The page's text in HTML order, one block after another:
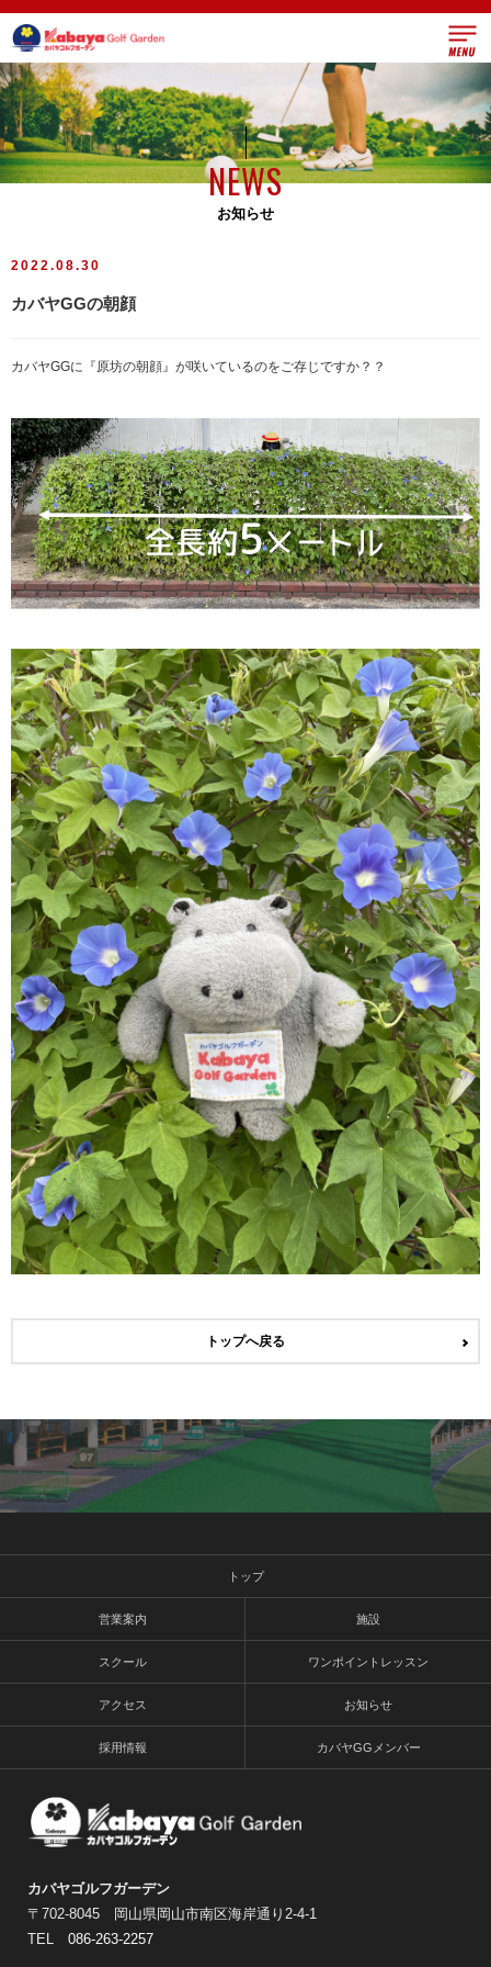
トップ
営業案内
施設
NEWS
お知らせ
2022.08.30
カバヤGGの朝顔
カバヤGGに『原坊の朝顔』が咲いているのをご存じですか？？
トップへ戻る
トップ
営業案内 施設
スクール ワンポイントレッスン
アクセス お知らせ
採用情報 カバヤGGメンバー
カバヤゴルフガーデン
〒702-8045 岡山県岡山市南区海岸通り2-4-1
TEL 086-263-2257